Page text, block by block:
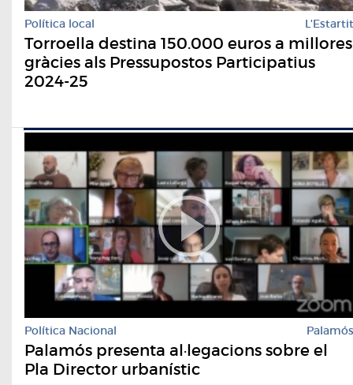
Política local L'Estartit
Torroella destina 150.000 euros a millores
gràcies als Pressupostos Participatius
2024-25
Política Nacional Palamós
Palamós presenta al·legacions sobre el
Pla Director urbanístic